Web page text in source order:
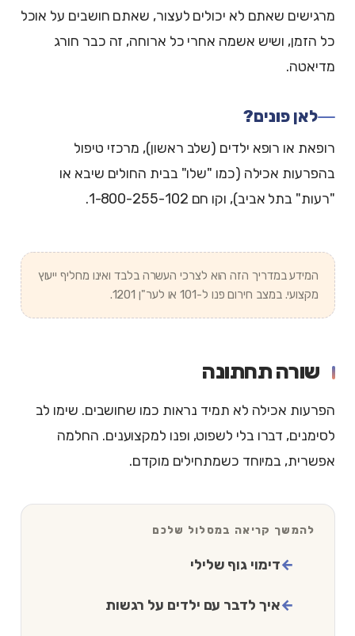
מרגישים שאתם לא יכולים לעצור, שאתם חושבים על אוכל
כל הזמן, ושיש אשמה אחרי כל ארוחה, זה כבר חורג
מדיאטה.
לאן פונים?
רופאת או רופא ילדים (שלב ראשון), מרכזי טיפול
בהפרעות אכילה (כמו "שלו" בבית החולים שיבא או
"רעות" בתל אביב), וקו חם 1-800-255-102.
המידע במדריך הזה הוא לצרכי העשרה בלבד ואינו מחליף ייעוץ
מקצועי. במצב חירום פנו ל-101 או לער"ן 1201.
שורה תחתונה
הפרעות אכילה לא תמיד נראות כמו שחושבים. שימו לב
לסימנים, דברו בלי לשפוט, ופנו למקצוענים. החלמה
אפשרית, במיוחד כשמתחילים מוקדם.
להמשך קריאה במסלול שלכם
דימוי גוף שלילי
איך לדבר עם ילדים על רגשות